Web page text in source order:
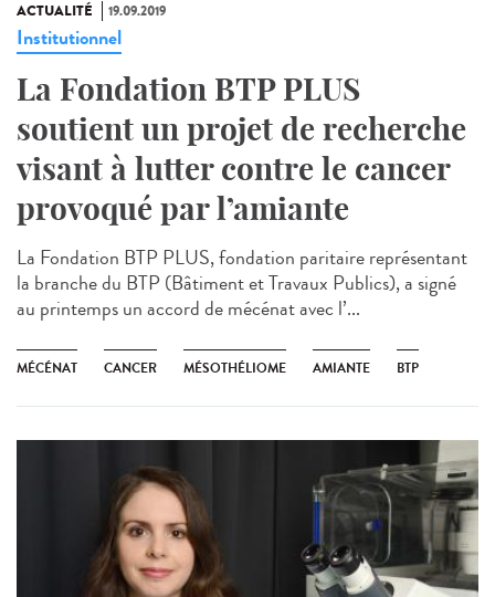
ACTUALITÉ 19.09.2019
Institutionnel
La Fondation BTP PLUS
soutient un projet de recherche
visant à lutter contre le cancer
provoqué par l’amiante
La Fondation BTP PLUS, fondation paritaire représentant
la branche du BTP (Bâtiment et Travaux Publics), a signé
au printemps un accord de mécénat avec l’...
MÉCÉNAT CANCER MÉSOTHÉLIOME AMIANTE BTP